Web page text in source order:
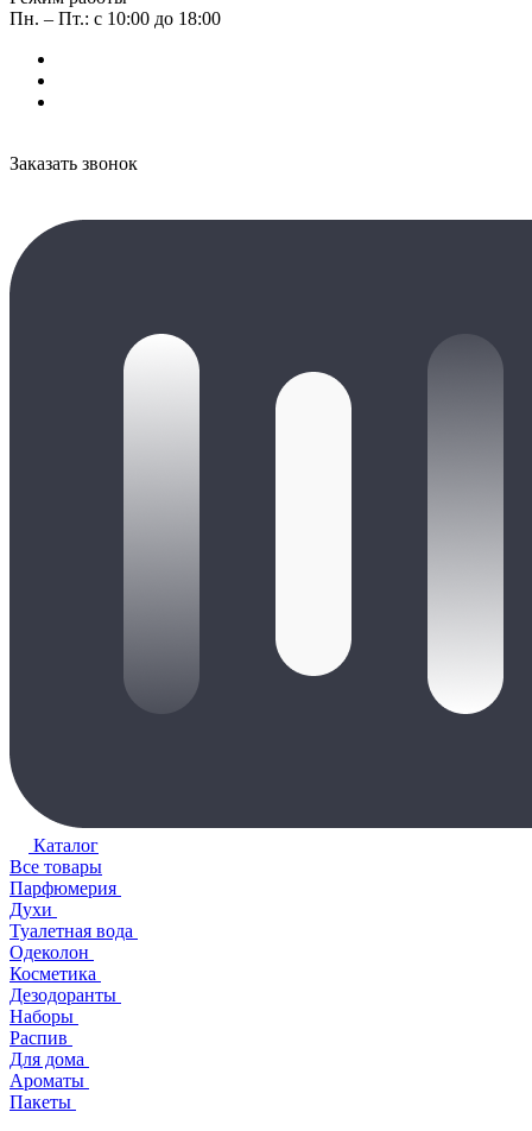
Пн. – Пт.: с 10:00 до 18:00
Заказать звонок
Каталог
Все товары
Парфюмерия
Духи
Туалетная вода
Одеколон
Косметика
Дезодоранты
Наборы
Распив
Для дома
Ароматы
Пакеты